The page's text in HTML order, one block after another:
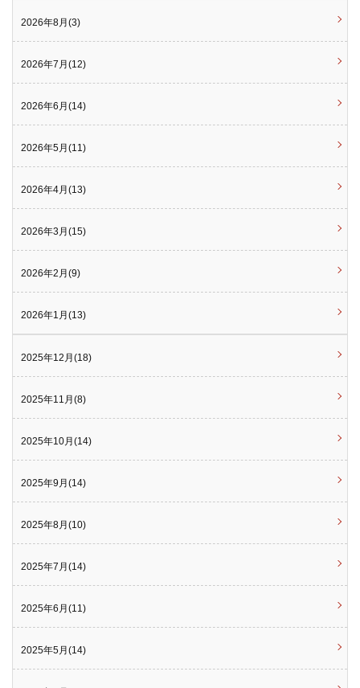
2026年8月(3)
2026年7月(12)
2026年6月(14)
2026年5月(11)
2026年4月(13)
2026年3月(15)
2026年2月(9)
2026年1月(13)
2025年12月(18)
2025年11月(8)
2025年10月(14)
2025年9月(14)
2025年8月(10)
2025年7月(14)
2025年6月(11)
2025年5月(14)